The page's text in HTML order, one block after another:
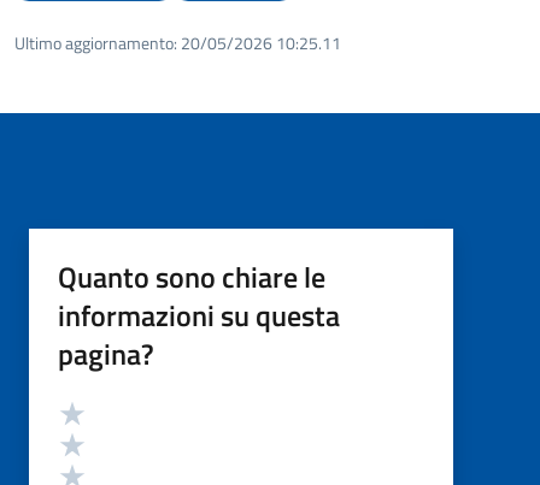
Ultimo aggiornamento: 20/05/2026 10:25.11
Quanto sono chiare le
informazioni su questa
pagina?
Valutazione